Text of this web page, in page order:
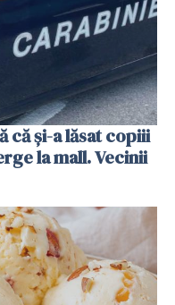
că și-a lăsat copiii
la mall. Vecinii